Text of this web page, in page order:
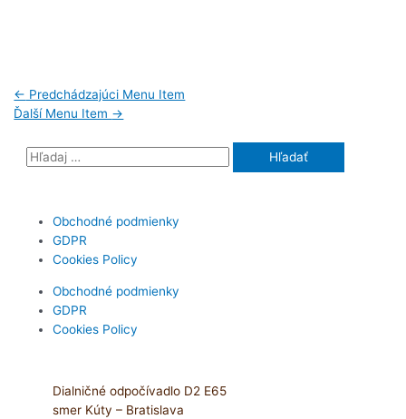
← Predchádzajúci Menu Item
Ďalší Menu Item →
Obchodné podmienky
GDPR
Cookies Policy
Obchodné podmienky
GDPR
Cookies Policy
Dialničné odpočívadlo D2 E65
smer Kúty – Bratislava